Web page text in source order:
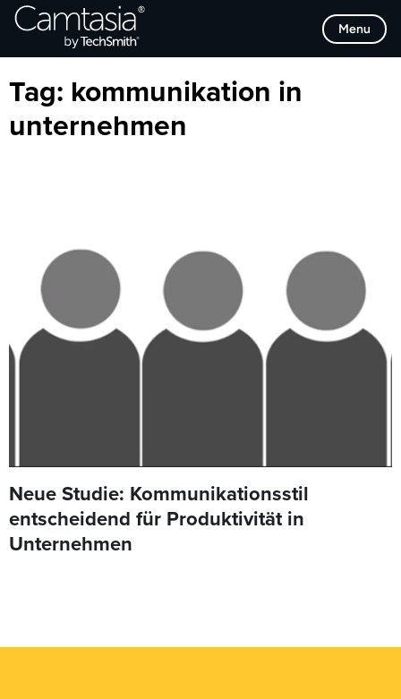
Direkt
zum
Menu
Browse Categories
Tag: kommunikation in
unternehmen
Neue Studie: Kommunikationsstil
entscheidend für Produktivität in
Unternehmen